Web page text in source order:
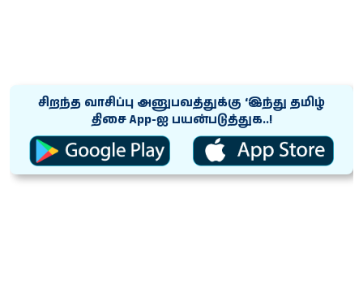
சிறந்த வாசிப்பு அனுபவத்துக்கு ‘இந்து தமிழ்
திசை App-ஐ பயன்படுத்துக..!